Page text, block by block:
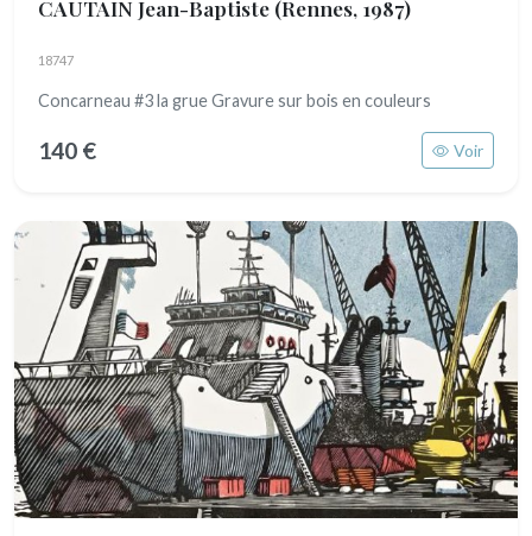
CAUTAIN Jean-Baptiste (Rennes, 1987)
18747
Concarneau #3 la grue Gravure sur bois en couleurs
140 € Voir